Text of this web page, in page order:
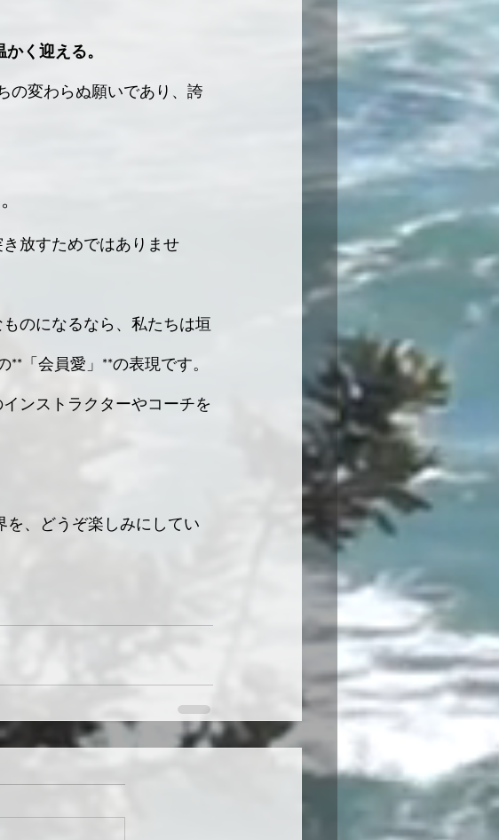
く迎える。
の変わらぬ願いであり、誇
放すためではありませ
のになるなら、私たちは垣
「会員愛」**の表現です。
ンストラクターやコーチを
を、どうぞ楽しみにしてい